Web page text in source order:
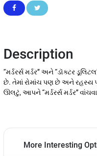
Description
“મર્ડરર્સ મર્ડર” અને “ડૉક્ટર
છે. તેમાં રોમાંચ પણ છે અને રહસ્ય
ઊલટું, આપને “મર્ડરર્સ મર્ડર”
More Interesting